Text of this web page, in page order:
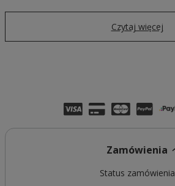
Czytaj więcej
Zamówienia
Status zamówienia